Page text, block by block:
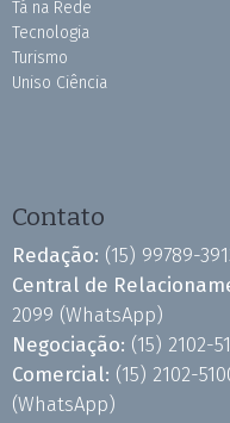
Tá na Rede
Tecnologia
Turismo
Uniso Ciência
Contato
Redação: (15) 99789-
Central de
2099 (WhatsApp)
Negociação: (15) 2102-
Comercial: (15) 2102-
(WhatsApp)